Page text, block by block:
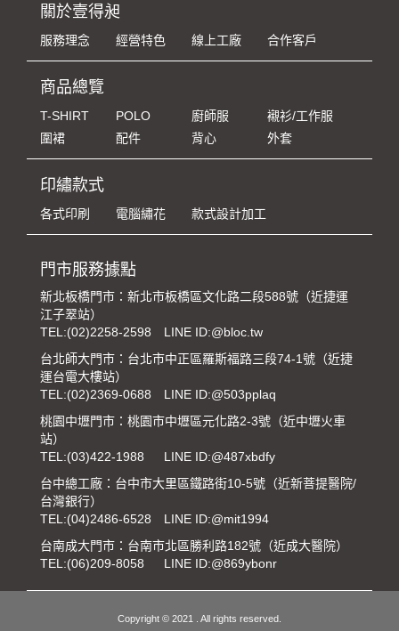
關於壹得昶
服務理念 經營特色 線上工廠 合作客戶
商品總覽
T-SHIRT POLO 廚師服
襯衫/工作服
圍裙
配件 背心 外套
印繡款式
各式印刷 電腦繡花 款式設計加工
門市服務據點
新北板橋門市：新北市板橋區文化路二段588號（近捷運
江子翠站）
TEL:(02)2258-2598
LINE ID:@bloc.tw
台北師大門市：台北市中正區羅斯福路三段74-1號（近捷
運台電大樓站）
TEL:(02)2369-0688
LINE ID:@503pplaq
桃園中壢門市：桃園市中壢區元化路2-3號（近中壢火車
站）
TEL:(03)422-1988
LINE ID:@487xbdfy
台中總工廠：台中市大里區鐵路街10-5號（近新菩提醫院/
台灣銀行）
TEL:(04)2486-6528
LINE ID:@mit1994
台南成大門市：台南市北區勝利路182號（近成大醫院）
TEL:(06)209-8058 LINE ID:@869ybonr
Copyright © 2021 . All rights reserved.